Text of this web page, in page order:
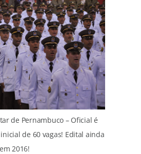
de Pernambuco – Oficial é
de 60 vagas! Edital ainda
em 2016!